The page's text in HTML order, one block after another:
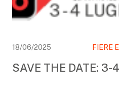
18/06/2025 FIERE
SAVE THE DATE: 3-